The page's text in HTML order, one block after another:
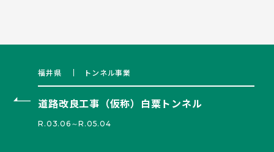
福井県 トンネル事業
道路改良工事（仮称）白粟トンネル
R.03.06～R.05.04